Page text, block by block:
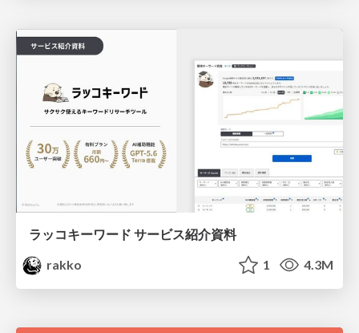
ラッコキーワード サービス紹介資料
rakko
1 4.3M